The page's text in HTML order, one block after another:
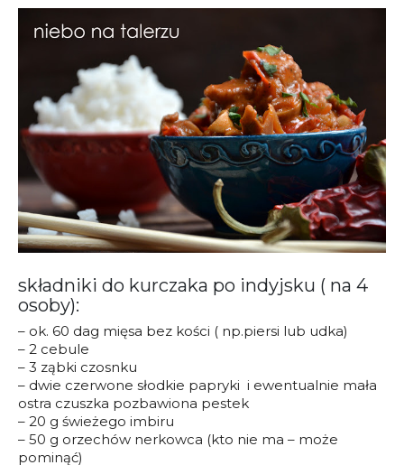
składniki do kurczaka po indyjsku ( na 4
osoby):
– ok. 60 dag mięsa bez kości ( np.piersi lub udka)
– 2 cebule
– 3 ząbki czosnku
– dwie czerwone słodkie papryki i ewentualnie mała
ostra czuszka pozbawiona pestek
– 20 g świeżego imbiru
– 50 g orzechów nerkowca (kto nie ma – może
pominąć)